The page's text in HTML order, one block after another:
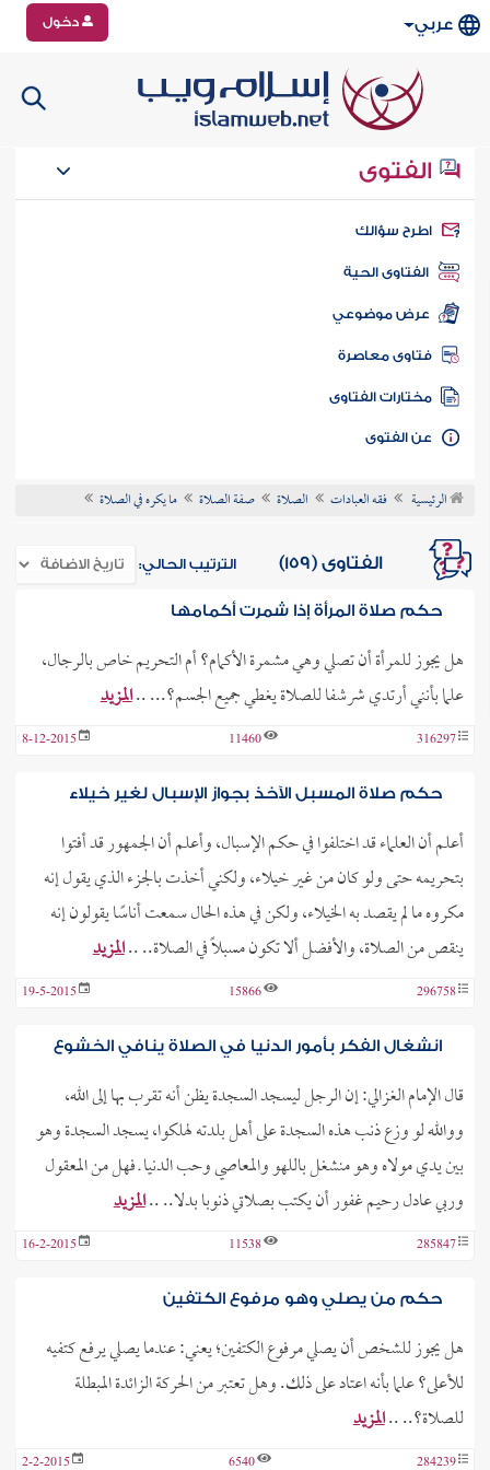
عربي دخول
الفتوى
سؤالك
الفتاوى الحية
عرض موضوعي
فتاوى معاصرة
مختارات الفتاوى
الفتوى
الرئيسية فقه العبادات الصلاة صفة الصلاة ما يكره في الصلاة
الفتاوى (159) الترتيب الحالي:
حكم صلاة المرأة إذا شمرت أكمامها
هل يجوز للمرأة أن تصلي وهي مشمرة الأكمام؟ أم التحريم خاص بالرجال،
علما بأنني أرتدي شرشفا للصلاة يغطي جميع الجسم؟... ..المزيد
316297
11460
8-12-2015
حكم صلاة المسبل الآخذ بجواز الإسبال لغير خيلاء
أعلم أن العلماء قد اختلفوا في حكم الإسبال، وأعلم أن الجمهور قد أفتوا
بتحريمه حتى ولو كان من غير خيلاء، ولكني أخذت بالجزء الذي يقول إنه
مكروه ما لم يقصد به الخيلاء، ولكن في هذه الحال سمعت أناسًا يقولون إنه
ينقص من الصلاة، والأفضل ألا تكون مسبلًا في الصلاة.. ..المزيد
296758
15866
19-5-2015
انشغال الفكر بأمور الدنيا في الصلاة ينافي الخشوع
قال الإمام الغزالي: إن الرجل ليسجد السجدة يظن أنه تقرب بها إلى الله،
ووالله لو وزع ذنب هذه السجدة على أهل بلدته لهلكوا، يسجد السجدة وهو
بين يدي مولاه وهو منشغل باللهو والمعاصي وحب الدنيا ـ فهل من المعقول
وربي عادل رحيم غفور أن يكتب بصلاتي ذنوبا بدلا.. ..المزيد
285847
11538
16-2-2015
حكم من يصلي وهو مرفوع الكتفين
هل يجوز للشخص أن يصلي مرفوع الكتفين؛ يعني: عندما يصلي يرفع كتفيه
للأعلى؟ علما بأنه اعتاد على ذلك. وهل تعتبر من الحركة الزائدة المبطلة
للصلاة؟.. ..المزيد
284239
6540
2-2-2015